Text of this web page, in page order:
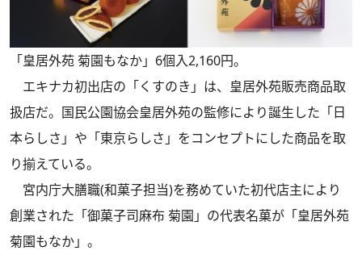
「皇居外苑 菊園もなか」6個入2,160円。
エキナカ初出店の「くすのき」は、皇居外苑販売商品取
扱店だ。国民公園協会皇居外苑の監修により誕生した「日
本らしさ」や「東京らしさ」をコンセプトにした商品を取
り揃えている。
宮内庁大膳職(和菓子担当)を務めていた初代店主により
創業された「御菓子司麻布 菊園」の代表名菓が「皇居外苑
菊園もなか」。